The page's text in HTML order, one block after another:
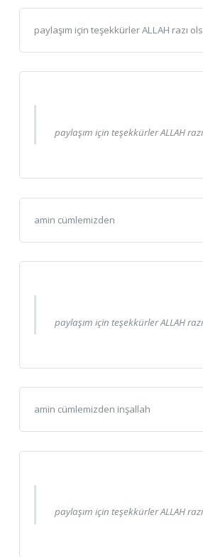
paylaşım için teşekkürler ALLAH razı
paylaşım için teşekkürler ALLAH
amin cümlemizden
paylaşım için teşekkürler ALLAH
amin cümlemizden inşallah
paylaşım için teşekkürler ALLAH